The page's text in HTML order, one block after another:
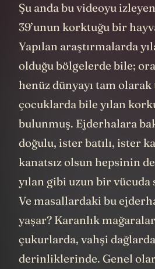
Şu anda bu videoyu
39’unun korktuğu bir
Yapılan araştırmalarda
olduğu bölgelerde bile;
henüz dünyayı tam olarak
çocuklarda bile yılan
bulunmuş. Ejderhalara
doğulu, ister batılı, ister
kanatsız olsun hepsinin
yılan gibi uzun bir vücuda
Ve masallardaki bu
yaşar? Karanlık
çukurlarda, vahşi
derinliklerinde. Genel